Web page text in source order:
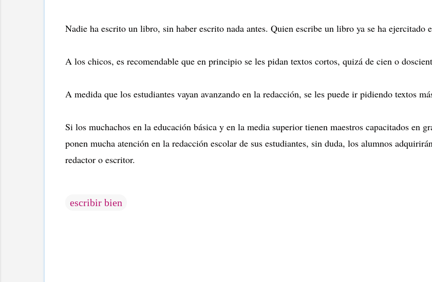
Nadie ha escrito un libro, sin haber escrito nada antes. Quien escribe un libro ya se ha ejercitado
A los chicos, es recomendable que en principio se les pidan textos cortos, quizá de cien o
A medida que los estudiantes vayan avanzando en la redacción, se les puede ir pidiendo textos
Si los muchachos en la educación básica y en la media superior tienen maestros capacitados en
ponen mucha atención en la redacción escolar de sus estudiantes, sin duda, los alumnos
redactor o escritor.
escribir bien